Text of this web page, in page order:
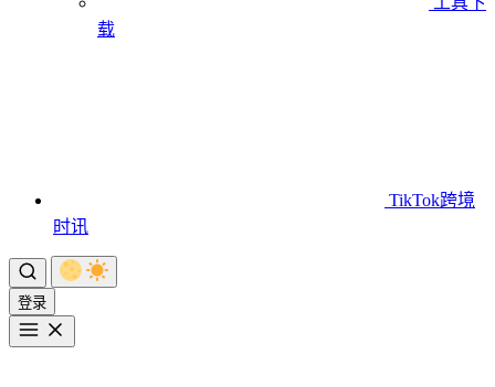
载
TikTok跨境
时讯
登录